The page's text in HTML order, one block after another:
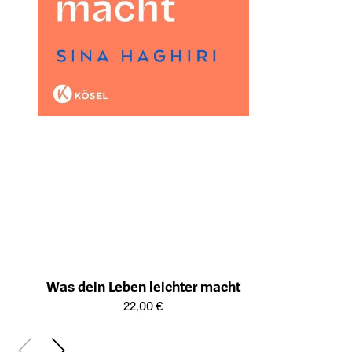
Was dein Leben leichter macht
Öffnet die Detailseite des Produkts
22,00 €